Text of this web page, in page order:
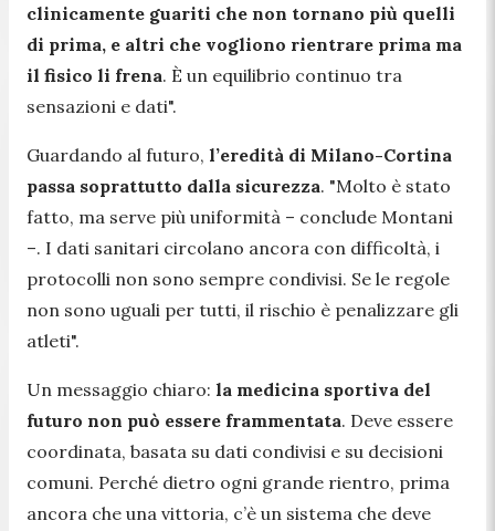
clinicamente guariti che non tornano più quelli
di prima, e altri che vogliono rientrare prima ma
il fisico li frena. È un equilibrio continuo tra
sensazioni e dati".
Guardando al futuro, l’eredità di Milano-Cortina
passa soprattutto dalla sicurezza. "Molto è stato
fatto, ma serve più uniformità – conclude Montani
–. I dati sanitari circolano ancora con difficoltà, i
protocolli non sono sempre condivisi. Se le regole
non sono uguali per tutti, il rischio è penalizzare gli
atleti".
Un messaggio chiaro: la medicina sportiva del
futuro non può essere frammentata. Deve essere
coordinata, basata su dati condivisi e su decisioni
comuni. Perché dietro ogni grande rientro, prima
ancora che una vittoria, c’è un sistema che deve